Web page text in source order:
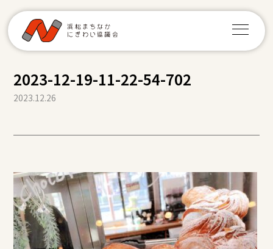
2023-12-19-11-22-54-702
2023.12.26